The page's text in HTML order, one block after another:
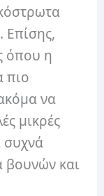
Επίσης,
όπου η
πιο
να
μικρές
συχνά
βουνών και